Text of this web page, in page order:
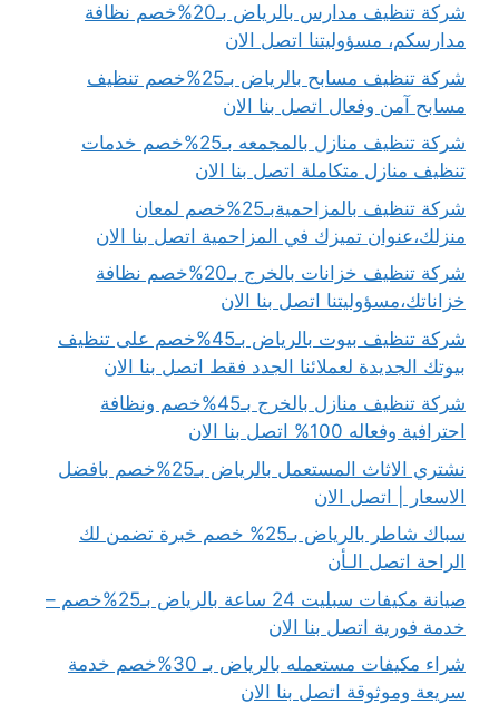
شركة تنظيف مدارس بالرياض بـ20%خصم نظافة
مدارسكم، مسؤوليتنا اتصل الان
شركة تنظيف مسابح بالرياض بـ25%خصم تنظيف
مسابح آمن وفعال اتصل بنا الان
شركة تنظيف منازل بالمجمعه بـ25%خصم خدمات
تنظيف منازل متكاملة اتصل بنا الان
شركة تنظيف بالمزاحميةبـ25%خصم لمعان
منزلك،عنوان تميزك في المزاحمية اتصل بنا الان
شركة تنظيف خزانات بالخرج بـ20%خصم نظافة
خزاناتك،مسؤوليتنا اتصل بنا الان
شركة تنظيف بيوت بالرياض بـ45%خصم على تنظيف
بيوتك الجديدة لعملائنا الجدد فقط اتصل بنا الان
شركة تنظيف منازل بالخرج بـ45%خصم ونظافة
احترافية وفعاله 100% اتصل بنا الان
نشتري الاثاث المستعمل بالرياض بـ25%خصم بافضل
الاسعار | اتصل الان
سباك شاطر بالرياض بـ25% خصم خبرة تضمن لك
الراحة اتصل الـأن
صيانة مكيفات سبليت 24 ساعة بالرياض بـ25%خصم –
خدمة فورية اتصل بنا الان
شراء مكيفات مستعمله بالرياض بـ 30%خصم خدمة
سريعة وموثوقة اتصل بنا الان